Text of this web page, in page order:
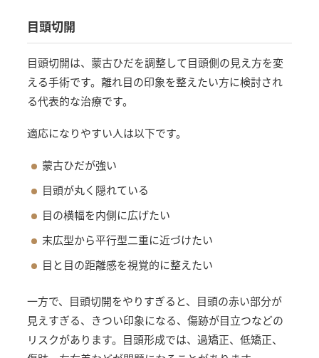
目頭切開
目頭切開は、蒙古ひだを調整して目頭側の見え方を変
える手術です。離れ目の印象を整えたい方に検討され
る代表的な治療です。
適応になりやすい人は以下です。
蒙古ひだが強い
目頭が丸く隠れている
目の横幅を内側に広げたい
末広型から平行型二重に近づけたい
目と目の距離感を視覚的に整えたい
一方で、目頭切開をやりすぎると、目頭の赤い部分が
見えすぎる、きつい印象になる、傷跡が目立つなどの
リスクがあります。目頭形成では、過矯正、低矯正、